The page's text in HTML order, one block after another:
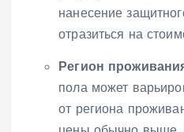
нанесение
отразиться на
Регион
пола может
от региона